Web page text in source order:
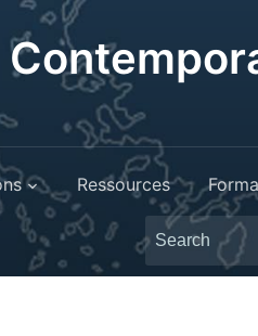
Ressources
Search
for: